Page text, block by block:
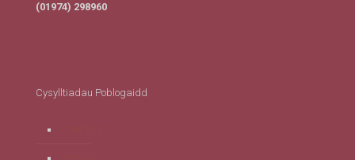
(01974) 298960
Cysylltiadau Poblogaidd